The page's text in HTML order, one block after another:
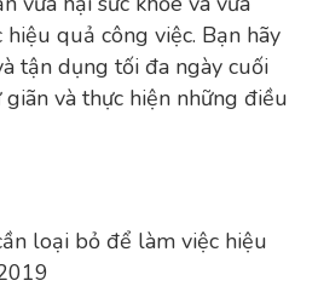
quả công việc. Bạn hãy
tận dụng tối đa ngày cuối
và thực hiện những điều
loại bỏ để làm việc hiệu